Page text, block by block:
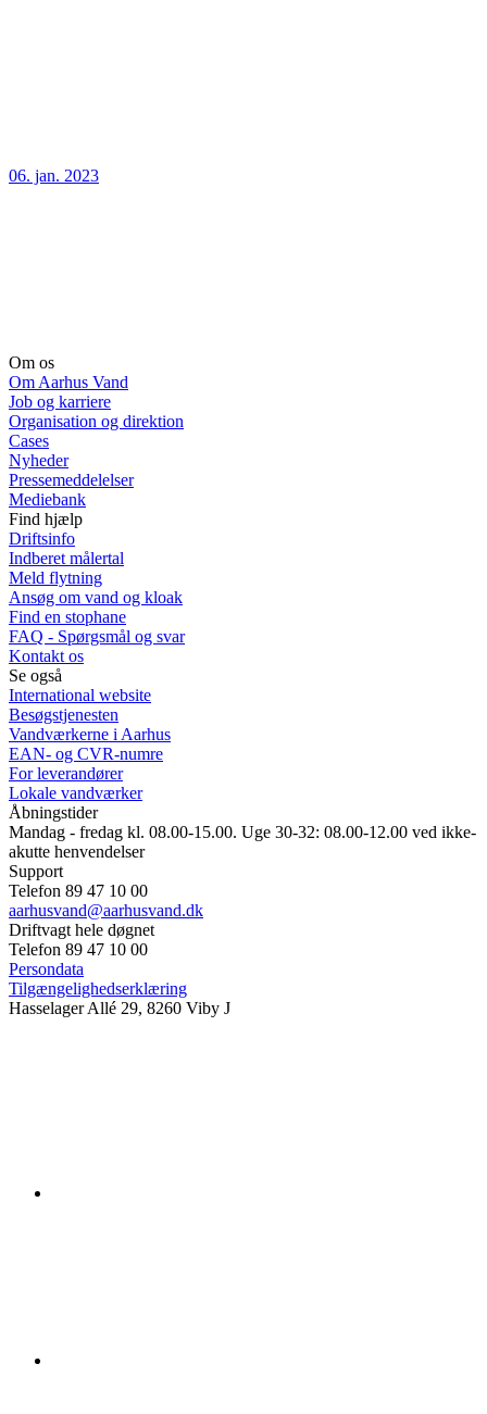
06. jan. 2023
Om os
Om Aarhus Vand
Job og karriere
Organisation og direktion
Cases
Nyheder
Pressemeddelelser
Mediebank
Find hjælp
Driftsinfo
Indberet målertal
Meld flytning
Ansøg om vand og kloak
Find en stophane
FAQ - Spørgsmål og svar
Kontakt os
Se også
International website
Besøgstjenesten
Vandværkerne i Aarhus
EAN- og CVR-numre
For leverandører
Lokale vandværker
Åbningstider
Mandag - fredag kl. 08.00-15.00. Uge 30-32: 08.00-12.00 ved ikke-
akutte henvendelser
Support
Telefon 89 47 10 00
aarhusvand@aarhusvand.dk
Driftvagt hele døgnet
Telefon 89 47 10 00
Persondata
Tilgængelighedserklæring
Hasselager Allé 29, 8260 Viby J